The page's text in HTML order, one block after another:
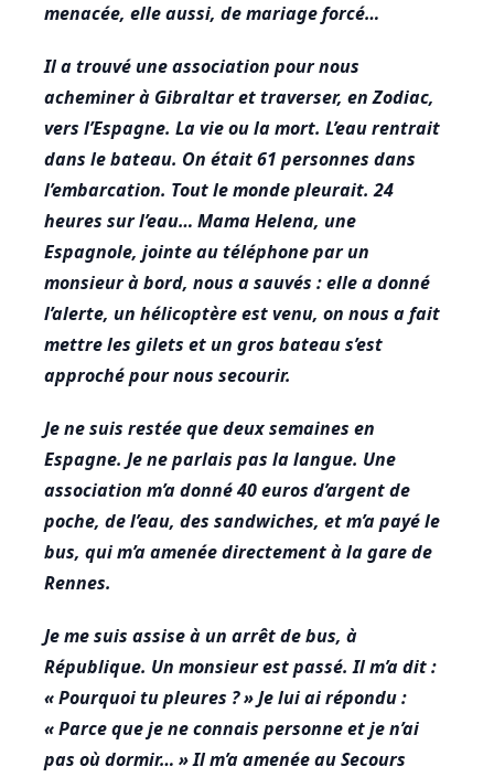
menacée, elle aussi, de mariage forcé…
Il a trouvé une association pour nous
acheminer à Gibraltar et traverser, en Zodiac,
vers l’Espagne. La vie ou la mort. L’eau rentrait
dans le bateau. On était 61 personnes dans
l’embarcation. Tout le monde pleurait. 24
heures sur l’eau… Mama Helena, une
Espagnole, jointe au téléphone par un
monsieur à bord, nous a sauvés : elle a donné
l’alerte, un hélicoptère est venu, on nous a fait
mettre les gilets et un gros bateau s’est
approché pour nous secourir.
Je ne suis restée que deux semaines en
Espagne. Je ne parlais pas la langue. Une
association m’a donné 40 euros d’argent de
poche, de l’eau, des sandwiches, et m’a payé le
bus, qui m’a amenée directement à la gare de
Rennes.
Je me suis assise à un arrêt de bus, à
République. Un monsieur est passé. Il m’a dit :
« Pourquoi tu pleures ? » Je lui ai répondu :
« Parce que je ne connais personne et je n’ai
pas où dormir… » Il m’a amenée au Secours